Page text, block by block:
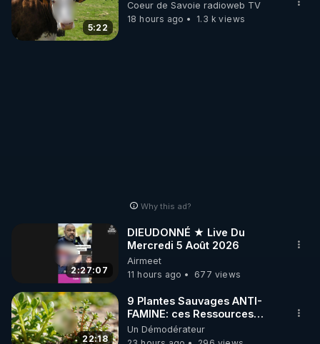
***
https://naradigmshift.substack.com/
5:22
Coeur de Savoie radioweb TV
18 hours ago
1.3 k views
Why this ad?
2:27:07
DIEUDONNÉ ★ Live Du
Mercredi 5 Août 2026
Airmeet
11 hours ago
677 views
22:18
9 Plantes Sauvages ANTI-
FAMINE: ces Ressources
JARDIN&des Haies
Un Démodérateur